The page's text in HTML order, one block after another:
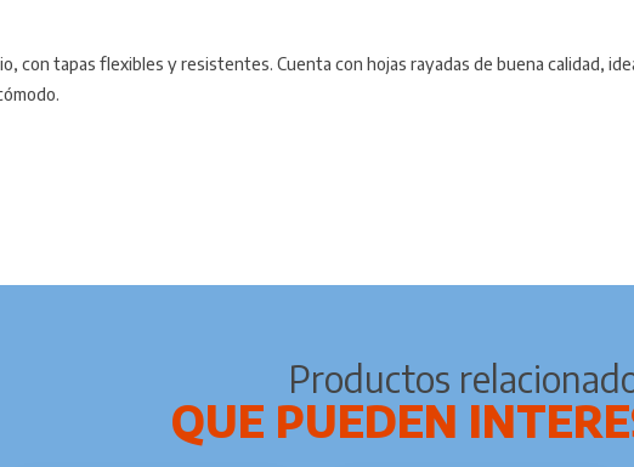
con tapas flexibles y resistentes. Cuenta con hojas rayadas de buena calidad,
Productos